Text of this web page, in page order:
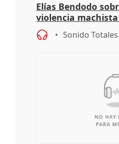
Elías Bendodo
violencia
Sonido Totales